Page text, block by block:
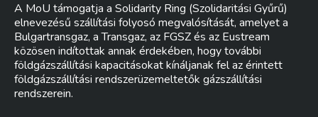
A MoU támogatja a Solidarity Ring (Szolidaritási Gyűrű)
elnevezésű szállítási folyosó megvalósítását, amelyet a
Bulgartransgaz, a Transgaz, az FGSZ és az Eustream
közösen indítottak annak érdekében, hogy további
földgázszállítási kapacitásokat kínáljanak fel az érintett
földgázszállítási rendszerüzemeltetők gázszállítási
rendszerein.